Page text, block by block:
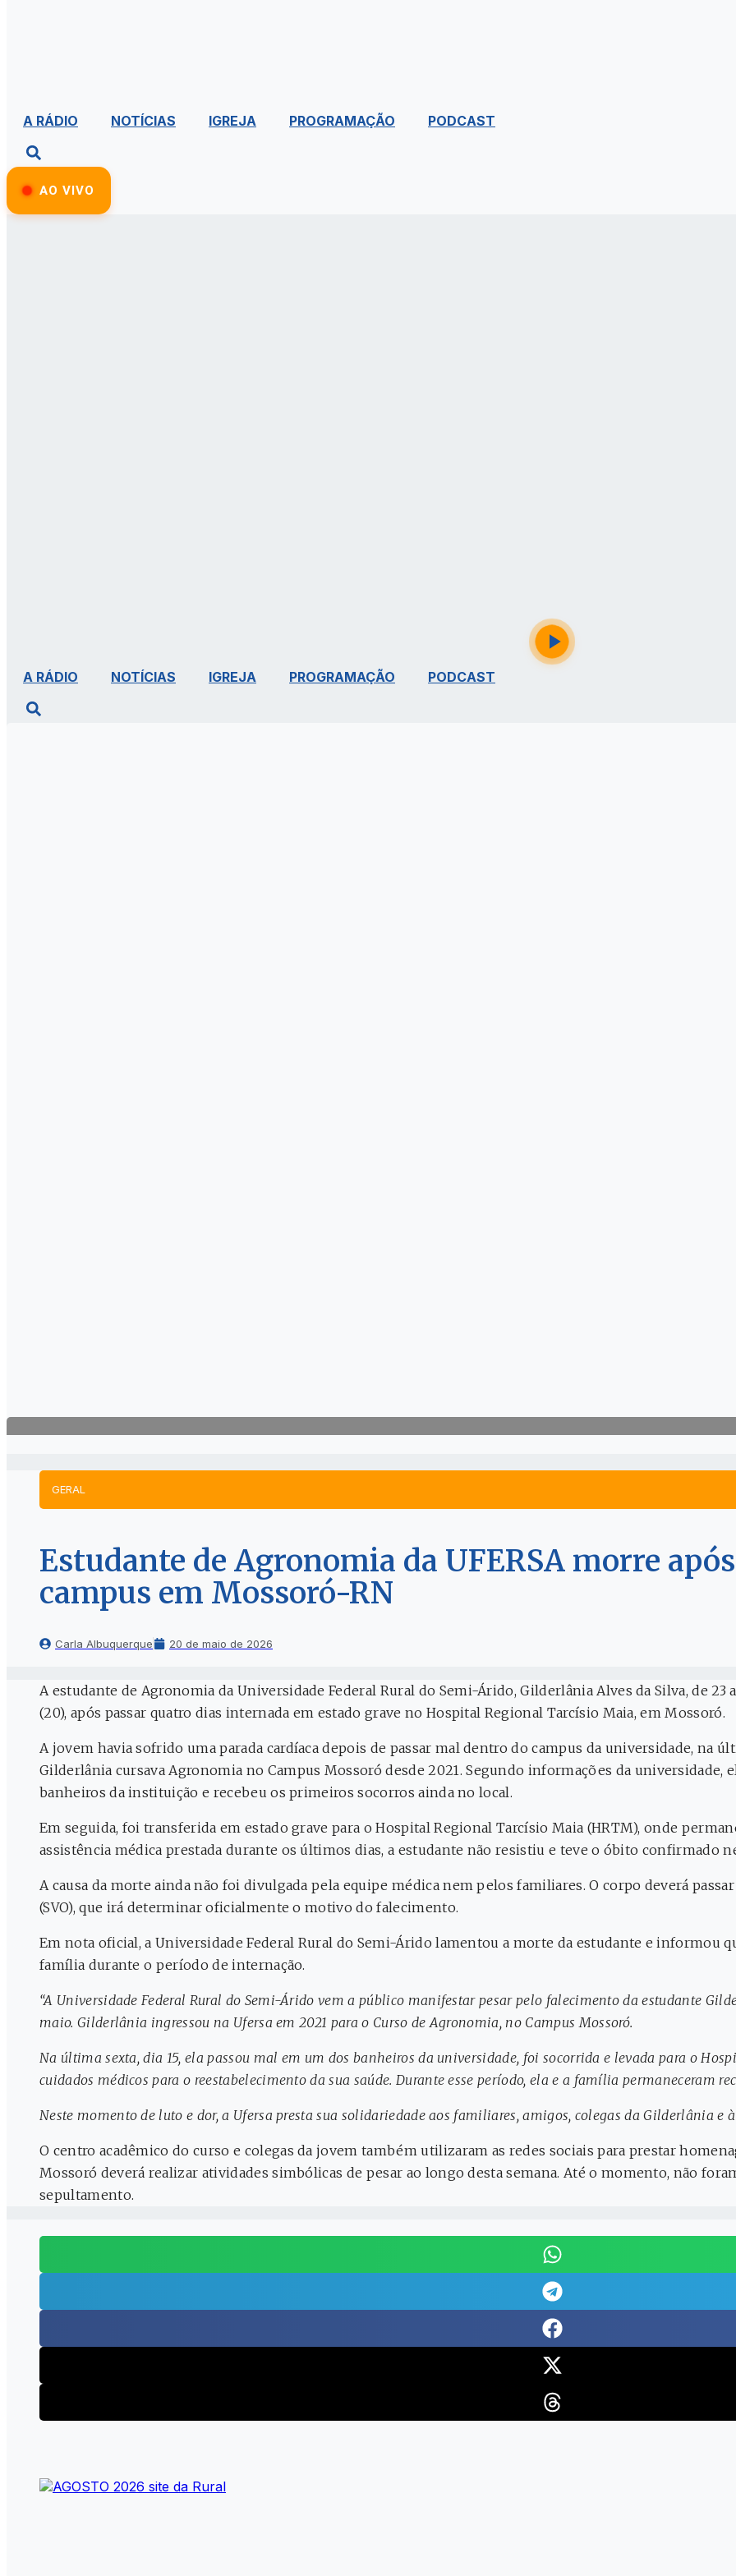
A RÁDIO NOTÍCIAS IGREJA PROGRAMAÇÃO PODCAST
AO VIVO
A RÁDIO NOTÍCIAS IGREJA PROGRAMAÇÃO PODCAST
GERAL
Estudante de Agronomia da UFERSA morre
campus em Mossoró-RN
Carla Albuquerque 20 de maio de 2026
A estudante de Agronomia da Universidade Federal Rural do Semi-Árido, Gilderlânia Alves da Silva, de
(20), após passar quatro dias internada em estado grave no Hospital Regional Tarcísio Maia, em Mossoró.
A jovem havia sofrido uma parada cardíaca depois de passar mal dentro do campus da universidade, na
Gilderlânia cursava Agronomia no Campus Mossoró desde 2021. Segundo informações da universidade,
banheiros da instituição e recebeu os primeiros socorros ainda no local.
Em seguida, foi transferida em estado grave para o Hospital Regional Tarcísio Maia (HRTM), onde
assistência médica prestada durante os últimos dias, a estudante não resistiu e teve o óbito confirmado
A causa da morte ainda não foi divulgada pela equipe médica nem pelos familiares. O corpo deverá
(SVO), que irá determinar oficialmente o motivo do falecimento.
Em nota oficial, a Universidade Federal Rural do Semi-Árido lamentou a morte da estudante e informou
família durante o período de internação.
“A Universidade Federal Rural do Semi-Árido vem a público manifestar pesar pelo falecimento da estudante
maio. Gilderlânia ingressou na Ufersa em 2021 para o Curso de Agronomia, no Campus Mossoró.
Na última sexta, dia 15, ela passou mal em um dos banheiros da universidade, foi socorrida e levada para o
cuidados médicos para o reestabelecimento da sua saúde. Durante esse período, ela e a família permaneceram
Neste momento de luto e dor, a Ufersa presta sua solidariedade aos familiares, amigos, colegas da Gilderlânia e
O centro acadêmico do curso e colegas da jovem também utilizaram as redes sociais para prestar
Mossoró deverá realizar atividades simbólicas de pesar ao longo desta semana. Até o momento, não
sepultamento.